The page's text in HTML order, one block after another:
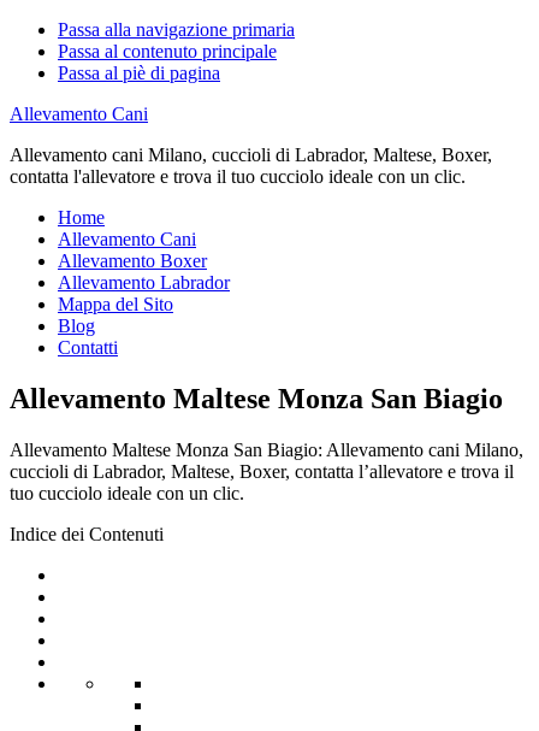
Passa alla navigazione primaria
Passa al contenuto principale
Passa al piè di pagina
Allevamento Cani
Allevamento cani Milano, cuccioli di Labrador, Maltese, Boxer,
contatta l'allevatore e trova il tuo cucciolo ideale con un clic.
Home
Allevamento Cani
Allevamento Boxer
Allevamento Labrador
Mappa del Sito
Blog
Contatti
Allevamento Maltese Monza San Biagio
Allevamento Maltese Monza San Biagio: Allevamento cani Milano,
cuccioli di Labrador, Maltese, Boxer, contatta l’allevatore e trova il
tuo cucciolo ideale con un clic.
Indice dei Contenuti